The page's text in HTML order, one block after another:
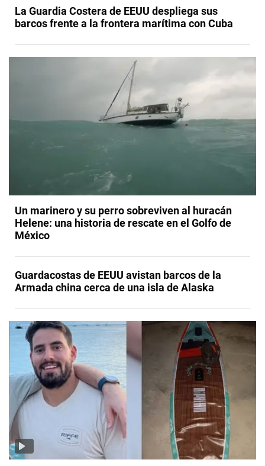
La Guardia Costera de EEUU despliega sus
barcos frente a la frontera marítima con Cuba
Un marinero y su perro sobreviven al huracán
Helene: una historia de rescate en el Golfo de
México
Guardacostas de EEUU avistan barcos de la
Armada china cerca de una isla de Alaska